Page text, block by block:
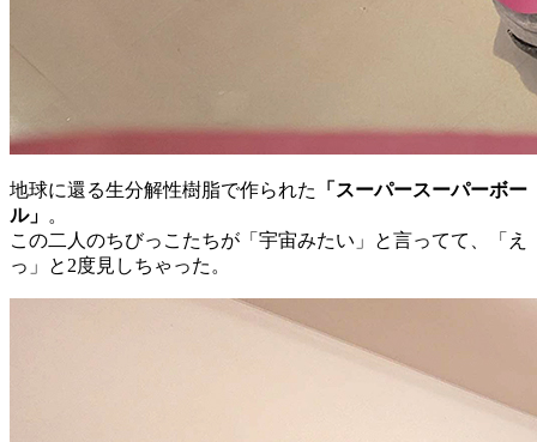
地球に還る生分解性樹脂で作られた
「スーパースーパーボー
ル」 。
この二人のちびっこたちが「宇宙みたい」と言ってて、「え
っ」と2度見しちゃった。